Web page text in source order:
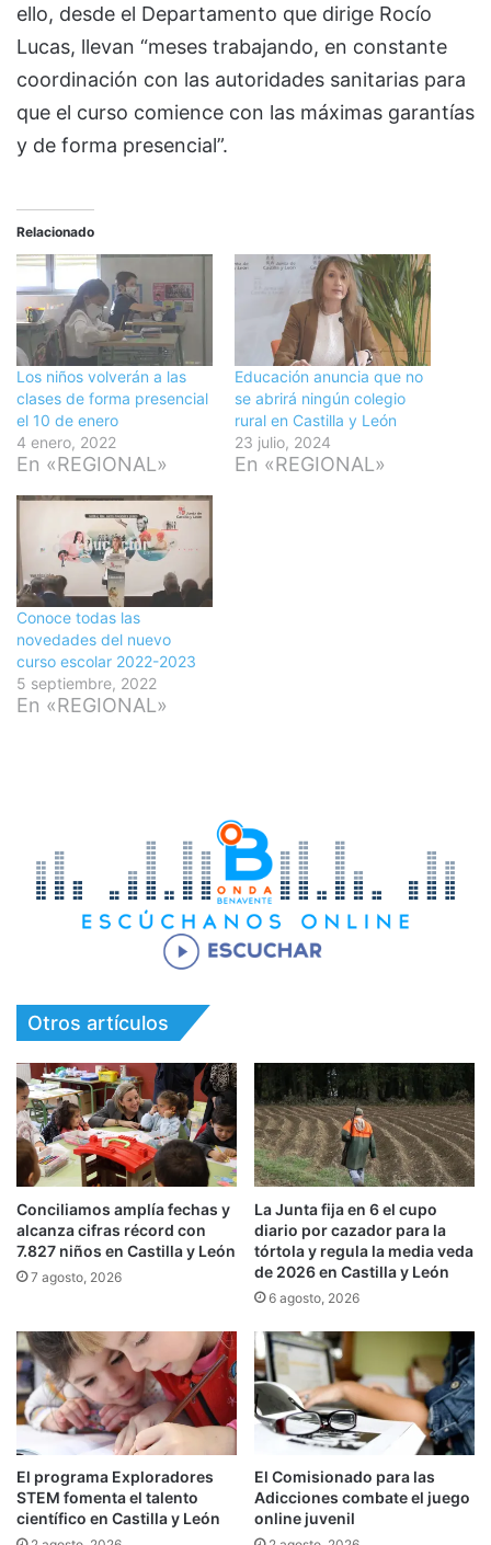
ello, desde el Departamento que dirige Rocío
Lucas, llevan “meses trabajando, en constante
coordinación con las autoridades sanitarias para
que el curso comience con las máximas garantías
y de forma presencial”.
Relacionado
Los niños volverán a las
clases de forma presencial
el 10 de enero
4 enero, 2022
En «REGIONAL»
Educación anuncia que no
se abrirá ningún colegio
rural en Castilla y León
23 julio, 2024
En «REGIONAL»
Conoce todas las
novedades del nuevo
curso escolar 2022-2023
5 septiembre, 2022
En «REGIONAL»
Otros artículos
Conciliamos amplía fechas y
alcanza cifras récord con
7.827 niños en Castilla y León
7 agosto, 2026
La Junta fija en 6 el cupo
diario por cazador para la
tórtola y regula la media veda
de 2026 en Castilla y León
6 agosto, 2026
El programa Exploradores
STEM fomenta el talento
científico en Castilla y León
El Comisionado para las
Adicciones combate el juego
online juvenil